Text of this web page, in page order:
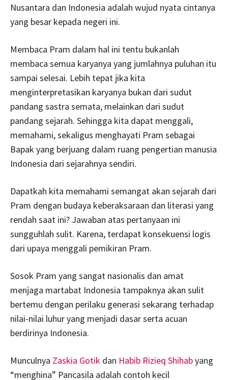
Nusantara dan Indonesia adalah wujud nyata cintanya
yang besar kepada negeri ini.
Membaca Pram dalam hal ini tentu bukanlah
membaca semua karyanya yang jumlahnya puluhan itu
sampai selesai. Lebih tepat jika kita
menginterpretasikan karyanya bukan dari sudut
pandang sastra semata, melainkan dari sudut
pandang sejarah. Sehingga kita dapat menggali,
memahami, sekaligus menghayati Pram sebagai
Bapak yang berjuang dalam ruang pengertian manusia
Indonesia dari sejarahnya sendiri.
Dapatkah kita memahami semangat akan sejarah dari
Pram dengan budaya keberaksaraan dan literasi yang
rendah saat ini? Jawaban atas pertanyaan ini
sungguhlah sulit. Karena, terdapat konsekuensi logis
dari upaya menggali pemikiran Pram.
Sosok Pram yang sangat nasionalis dan amat
menjaga martabat Indonesia tampaknya akan sulit
bertemu dengan perilaku generasi sekarang terhadap
nilai-nilai luhur yang menjadi dasar serta acuan
berdirinya Indonesia.
Munculnya Zaskia Gotik dan Habib Rizieq Shihabyang
“menghina” Pancasila adalah contoh kecil